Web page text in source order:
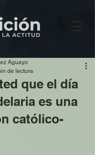
que el día
es una
católico-
Aguayo
de lectura
5 estrellas.